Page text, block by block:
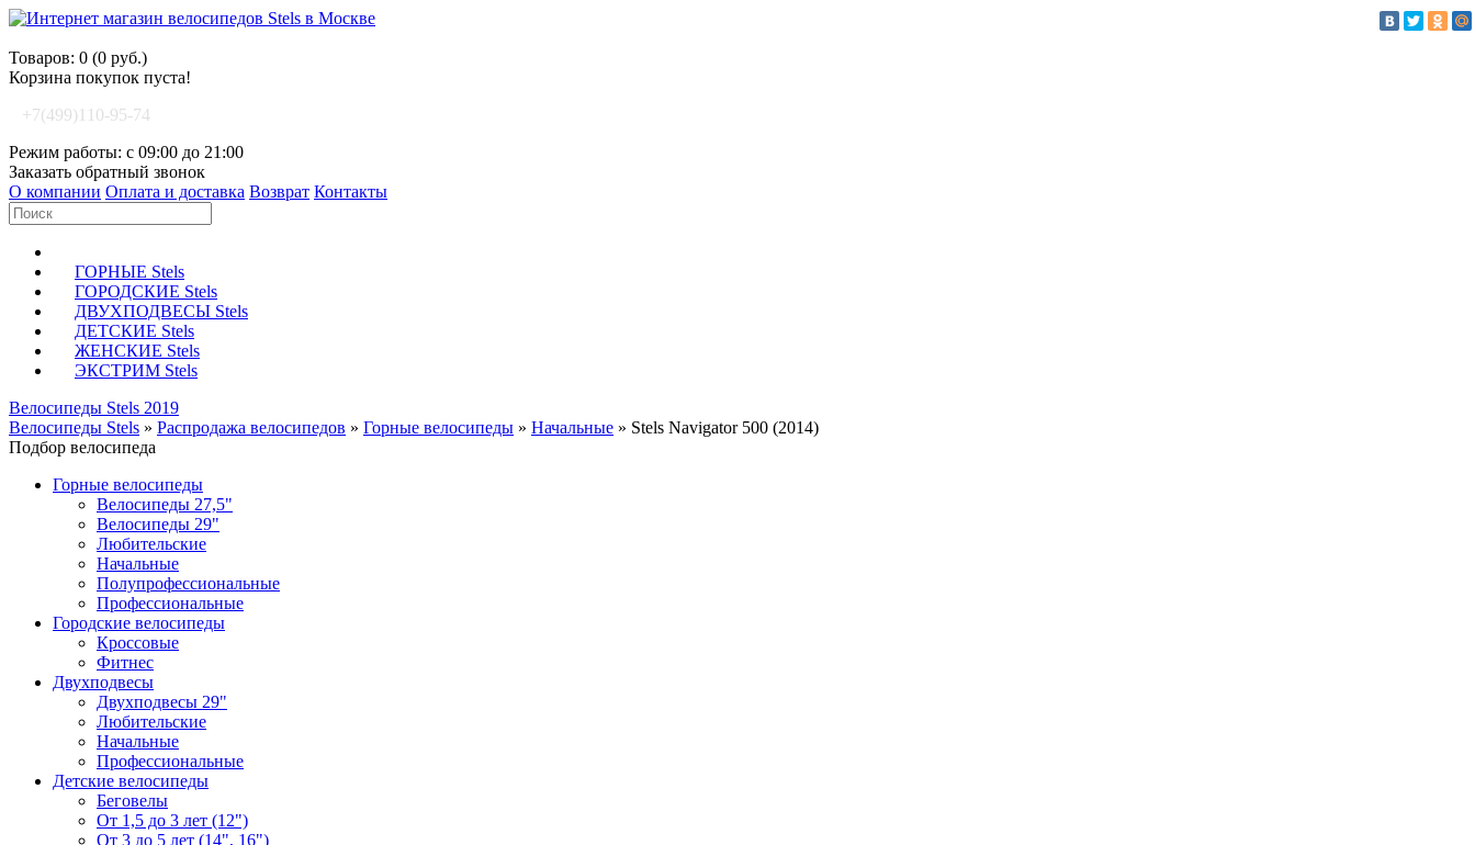
Товаров: 0 (0 руб.)
Корзина покупок пуста!
+7(499)110-95-74
Режим работы: с 09:00 до 21:00
Заказать обратный звонок
О компании Оплата и доставка Возврат Контакты
ГОРНЫЕ Stels
ГОРОДСКИЕ Stels
ДВУХПОДВЕСЫ Stels
ДЕТСКИЕ Stels
ЖЕНСКИЕ Stels
ЭКСТРИМ Stels
Велосипеды Stels 2019
Велосипеды Stels » Распродажа велосипедов » Горные велосипеды » Начальные » Stels Navigator 500 (2014)
Подбор велосипеда
Горные велосипеды
Велосипеды 27,5"
Велосипеды 29"
Любительские
Начальные
Полупрофессиональные
Профессиональные
Городские велосипеды
Кроссовые
Фитнес
Двухподвесы
Двухподвесы 29"
Любительские
Начальные
Профессиональные
Детские велосипеды
Беговелы
От 1,5 до 3 лет (12")
От 3 до 5 лет (14", 16")